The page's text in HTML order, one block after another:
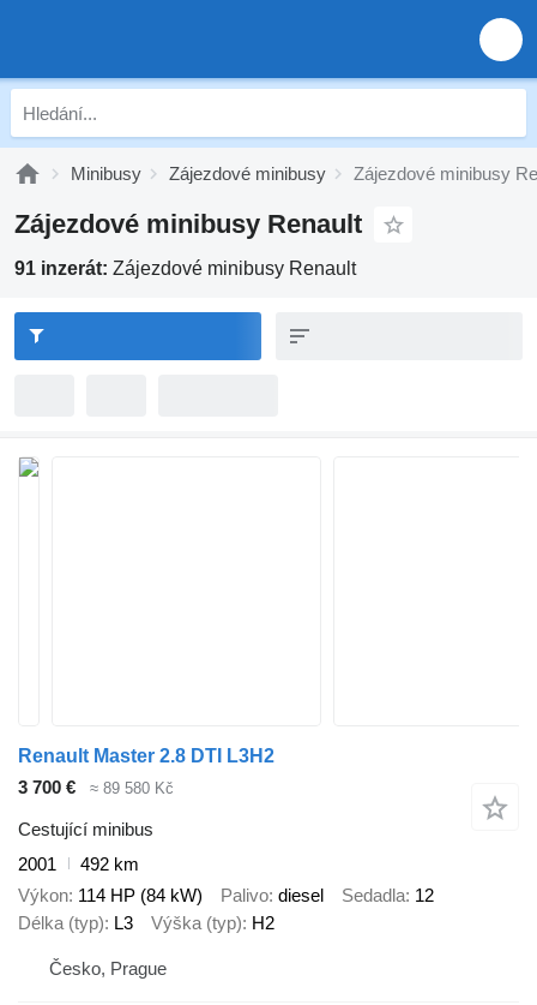
Minibusy Zájezdové minibusy Zájezdové minibusy
Zájezdové minibusy Renault
91 inzerát: Zájezdové minibusy Renault
Renault Master 2.8 DTI L3H2
3 700 €
≈ 89 580 Kč
Cestující minibus
2001
492 km
Výkon 114 HP (84 kW) Palivo diesel Sedadla 12
Délka (typ) L3 Výška (typ) H2
Česko, Prague